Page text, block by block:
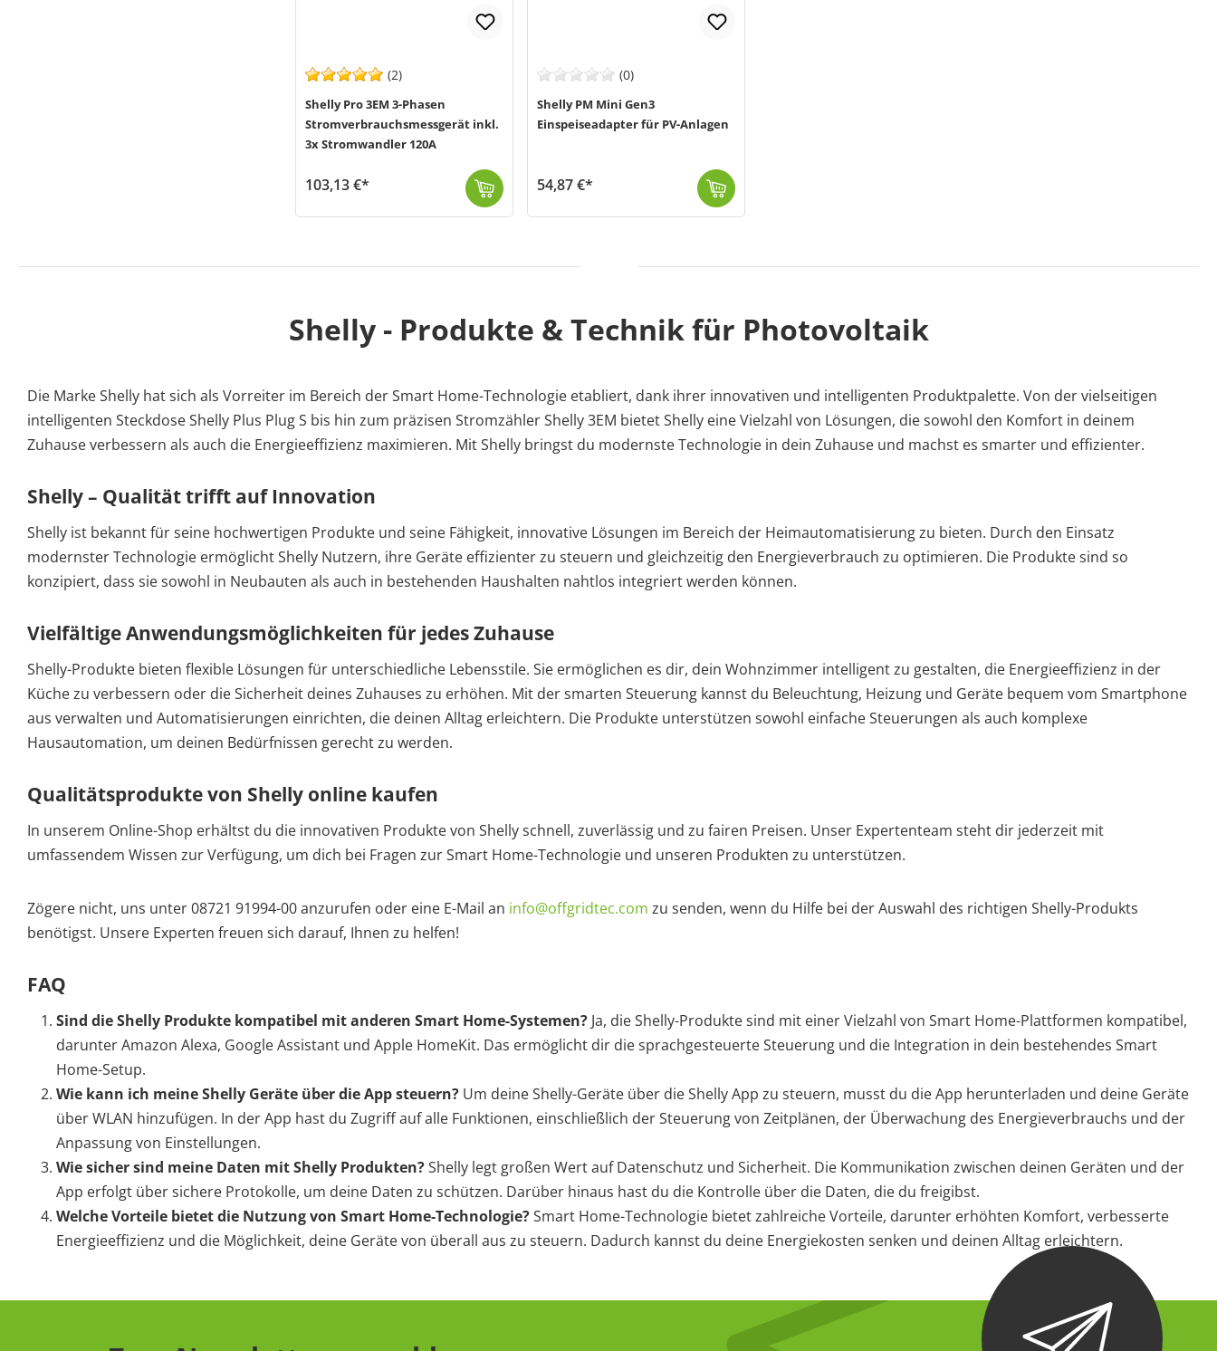
(2)
Shelly Pro 3EM 3-Phasen
Stromverbrauchsmessgerät inkl.
3x Stromwandler 120A
103,13 €*
(0)
Shelly PM Mini Gen3
Einspeiseadapter für PV-Anlagen
54,87 €*
Shelly - Produkte & Technik für Photovoltaik
Die Marke Shelly hat sich als Vorreiter im Bereich der Smart Home-Technologie etabliert, dank ihrer innovativen und intelligenten Produktpalette. Von der vielseitigen
intelligenten Steckdose Shelly Plus Plug S bis hin zum präzisen Stromzähler Shelly 3EM bietet Shelly eine Vielzahl von Lösungen, die sowohl den Komfort in deinem
Zuhause verbessern als auch die Energieeffizienz maximieren. Mit Shelly bringst du modernste Technologie in dein Zuhause und machst es smarter und effizienter.
Shelly – Qualität trifft auf Innovation
Shelly ist bekannt für seine hochwertigen Produkte und seine Fähigkeit, innovative Lösungen im Bereich der Heimautomatisierung zu bieten. Durch den Einsatz
modernster Technologie ermöglicht Shelly Nutzern, ihre Geräte effizienter zu steuern und gleichzeitig den Energieverbrauch zu optimieren. Die Produkte sind so
konzipiert, dass sie sowohl in Neubauten als auch in bestehenden Haushalten nahtlos integriert werden können.
Vielfältige Anwendungsmöglichkeiten für jedes Zuhause
Shelly-Produkte bieten flexible Lösungen für unterschiedliche Lebensstile. Sie ermöglichen es dir, dein Wohnzimmer intelligent zu gestalten, die Energieeffizienz in der
Küche zu verbessern oder die Sicherheit deines Zuhauses zu erhöhen. Mit der smarten Steuerung kannst du Beleuchtung, Heizung und Geräte bequem vom Smartphone
aus verwalten und Automatisierungen einrichten, die deinen Alltag erleichtern. Die Produkte unterstützen sowohl einfache Steuerungen als auch komplexe
Hausautomation, um deinen Bedürfnissen gerecht zu werden.
Qualitätsprodukte von Shelly online kaufen
In unserem Online-Shop erhältst du die innovativen Produkte von Shelly schnell, zuverlässig und zu fairen Preisen. Unser Expertenteam steht dir jederzeit mit
umfassendem Wissen zur Verfügung, um dich bei Fragen zur Smart Home-Technologie und unseren Produkten zu unterstützen.
Zögere nicht, uns unter 08721 91994-00 anzurufen oder eine E-Mail an info@offgridtec.com zu senden, wenn du Hilfe bei der Auswahl des richtigen Shelly-Produkts
benötigst. Unsere Experten freuen sich darauf, Ihnen zu helfen!
FAQ
Sind die Shelly Produkte kompatibel mit anderen Smart Home-Systemen? Ja, die Shelly-Produkte sind mit einer Vielzahl von Smart Home-Plattformen kompatibel,
darunter Amazon Alexa, Google Assistant und Apple HomeKit. Das ermöglicht dir die sprachgesteuerte Steuerung und die Integration in dein bestehendes Smart
Home-Setup.
Wie kann ich meine Shelly Geräte über die App steuern? Um deine Shelly-Geräte über die Shelly App zu steuern, musst du die App herunterladen und deine Geräte
über WLAN hinzufügen. In der App hast du Zugriff auf alle Funktionen, einschließlich der Steuerung von Zeitplänen, der Überwachung des Energieverbrauchs und der
Anpassung von Einstellungen.
Wie sicher sind meine Daten mit Shelly Produkten?Shelly legt großen Wert auf Datenschutz und Sicherheit. Die Kommunikation zwischen deinen Geräten und der
App erfolgt über sichere Protokolle, um deine Daten zu schützen. Darüber hinaus hast du die Kontrolle über die Daten, die du freigibst.
Welche Vorteile bietet die Nutzung von Smart Home-Technologie?Smart Home-Technologie bietet zahlreiche Vorteile, darunter erhöhten Komfort, verbesserte
Energieeffizienz und die Möglichkeit, deine Geräte von überall aus zu steuern. Dadurch kannst du deine Energiekosten senken und deinen Alltag erleichtern.